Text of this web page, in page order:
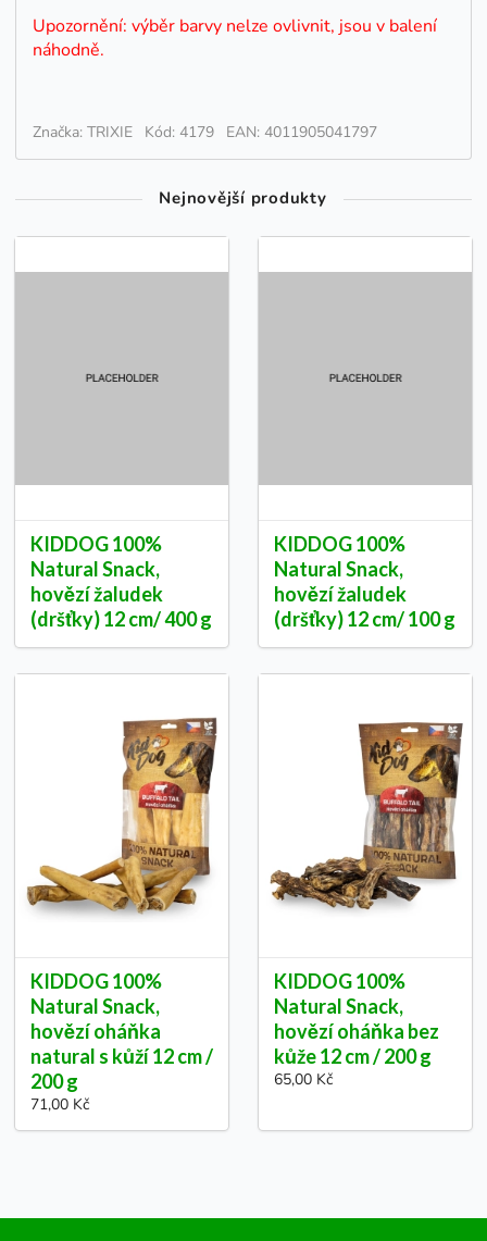
Upozornění: výběr barvy nelze ovlivnit, jsou v balení
náhodně.
Značka: TRIXIE Kód: 4179 EAN: 4011905041797
Nejnovější produkty
KIDDOG 100%
Natural Snack,
hovězí žaludek
(dršťky) 12 cm/ 400 g
KIDDOG 100%
Natural Snack,
hovězí žaludek
(dršťky) 12 cm/ 100 g
KIDDOG 100%
Natural Snack,
hovězí oháňka
natural s kůží 12 cm /
200 g
71,00 Kč
KIDDOG 100%
Natural Snack,
hovězí oháňka bez
kůže 12 cm / 200 g
65,00 Kč